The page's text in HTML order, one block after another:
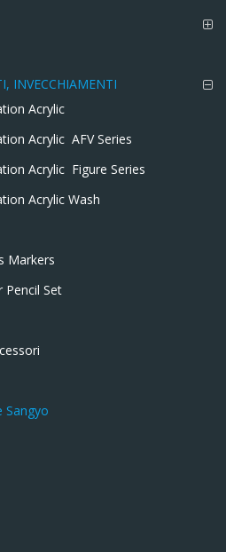
INVECCHIAMENTI
Acrylic
Acrylic  AFV Series
Acrylic  Figure Series
Acrylic Wash
Markers
Pencil Set
Sangyo